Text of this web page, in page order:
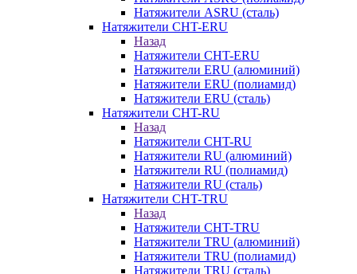
Натяжители ASRU (сталь)
Натяжители CHT-ERU
Назад
Натяжители CHT-ERU
Натяжители ERU (алюминий)
Натяжители ERU (полиамид)
Натяжители ERU (сталь)
Натяжители CHT-RU
Назад
Натяжители CHT-RU
Натяжители RU (алюминий)
Натяжители RU (полиамид)
Натяжители RU (сталь)
Натяжители CHT-TRU
Назад
Натяжители CHT-TRU
Натяжители TRU (алюминий)
Натяжители TRU (полиамид)
Натяжители TRU (сталь)